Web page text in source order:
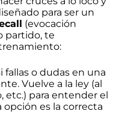
para ser un
(evocación
partido, te
fallas o dudas en una
Vuelve a la ley (al
etc.) para entender el
es la correcta